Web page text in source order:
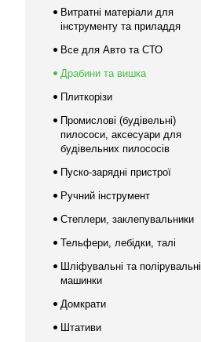
Витратні матеріали для
інструменту та приладдя
Все для Авто та СТО
Драбини та вишка
Плиткорізи
Промислові (будівельні)
пилососи, аксесуари для
будівельних пилососів
Пуско-зарядні пристрої
Ручний інструмент
Степлери, заклепувальники
Тельфери, лебідки, талі
Шліфувальні та полірувальні
машинки
Домкрати
Штативи